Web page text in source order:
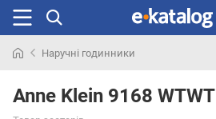
раніше
Наручні годинники
Anne Klein 9168 WTWT